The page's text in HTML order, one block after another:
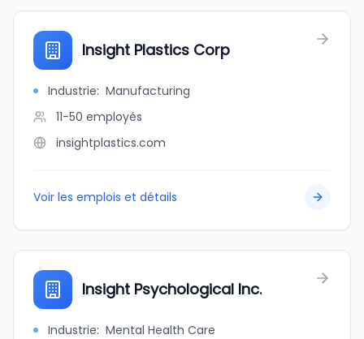
Insight Plastics Corp
Industrie: Manufacturing
11-50 employés
insightplastics.com
Voir les emplois et détails
Insight Psychological Inc.
Industrie: Mental Health Care